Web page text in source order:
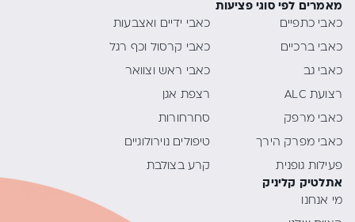
מאמרים לפי סוגי פציעות
כאבי כתפיים
כאבי ברכיים
כאבי גב
רצועת ALC
כאבי מרפק
כאבי מפרק הירך
פעילות גופנית
כאבי ידיים ואצבעות
כאבי קרסול וכף רגל
כאבי ראש וצוואר
רצפת אגן
סחרחורות
טיפולים נוירולוגיים
קרע בצולבת
אתלטיק קליניק
מי אנחנו